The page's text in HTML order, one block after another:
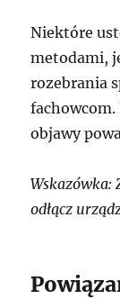
Niektóre
metodami,
rozebrania
objawy
Wskazówka:
odłącz